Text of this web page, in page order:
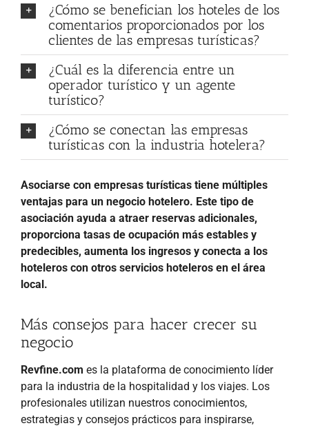
¿Cómo se benefician los hoteles de los
comentarios proporcionados por los
clientes de las empresas turísticas?
¿Cuál es la diferencia entre un
operador turístico y un agente
turístico?
¿Cómo se conectan las empresas
turísticas con la industria hotelera?
Asociarse con empresas turísticas tiene múltiples
ventajas para un negocio hotelero. Este tipo de
asociación ayuda a atraer reservas adicionales,
proporciona tasas de ocupación más estables y
predecibles, aumenta los ingresos y conecta a los
hoteleros con otros servicios hoteleros en el área
local.
Más consejos para hacer crecer su
negocio
Revfine.com es la plataforma de conocimiento líder
para la industria de la hospitalidad y los viajes. Los
profesionales utilizan nuestros conocimientos,
estrategias y consejos prácticos para inspirarse,